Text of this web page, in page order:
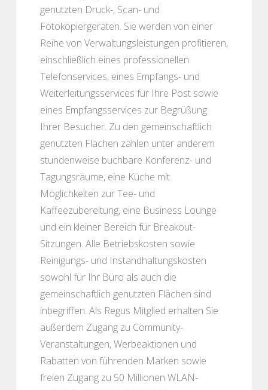
genutzten Druck-, Scan- und
Fotokopiergeräten. Sie werden von einer
Reihe von Verwaltungsleistungen profitieren,
einschließlich eines professionellen
Telefonservices, eines Empfangs- und
Weiterleitungsservices für Ihre Post sowie
eines Empfangsservices zur Begrüßung
Ihrer Besucher. Zu den gemeinschaftlich
genutzten Flächen zählen unter anderem
stundenweise buchbare Konferenz- und
Tagungsräume, eine Küche mit
Möglichkeiten zur Tee- und
Kaffeezubereitung, eine Business Lounge
und ein kleiner Bereich für Breakout-
Sitzungen. Alle Betriebskosten sowie
Reinigungs- und Instandhaltungskosten
sowohl für Ihr Büro als auch die
gemeinschaftlich genutzten Flächen sind
inbegriffen. Als Regus Mitglied erhalten Sie
außerdem Zugang zu Community-
Veranstaltungen, Werbeaktionen und
Rabatten von führenden Marken sowie
freien Zugang zu 50 Millionen WLAN-